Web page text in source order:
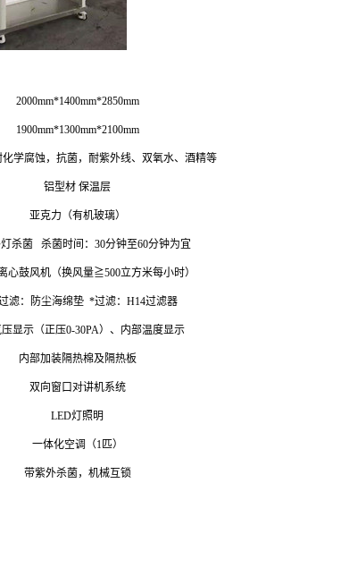
2000mm*1400mm*2850mm
1900mm*1300mm*2100mm
学腐蚀，抗菌，耐紫外线、双氧水、酒精等
铝型材 保温层
亚克力（有机玻璃）
杀菌 杀菌时间：30分钟至60分钟为宜
心鼓风机（换风量≧500立方米每小时）
滤：防尘海绵垫 *过滤：H14过滤器
显示（正压0-30PA）、内部温度显示
内部加装隔热棉及隔热板
双向窗口对讲机系统
LED灯照明
一体化空调（1匹）
带紫外杀菌，机械互锁